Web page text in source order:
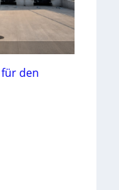
den